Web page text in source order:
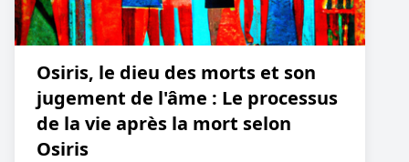
Osiris, le dieu des morts et son
jugement de l'âme : Le processus
de la vie après la mort selon
Osiris